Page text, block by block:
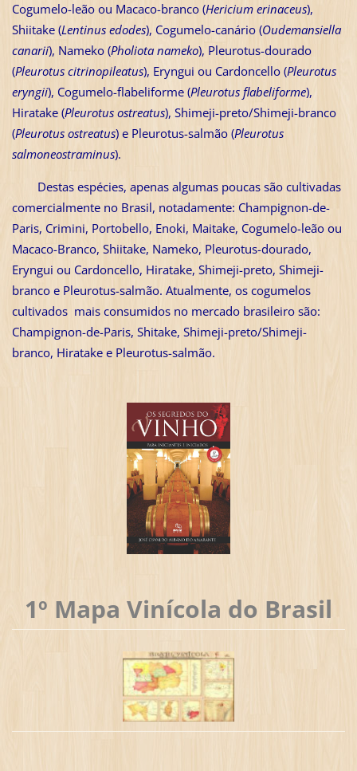
Cogumelo-leão ou Macaco-branco (Hericium erinaceus),
Shiitake (Lentinus edodes), Cogumelo-canário (Oudemansiella
canarii), Nameko (Pholiota nameko), Pleurotus-dourado
(Pleurotus citrinopileatus), Eryngui ou Cardoncello (Pleurotus
eryngii), Cogumelo-flabeliforme (Pleurotus flabeliforme),
Hiratake (Pleurotus ostreatus), Shimeji-preto/Shimeji-branco
(Pleurotus ostreatus) e Pleurotus-salmão (Pleurotus
salmoneostraminus).
Destas espécies, apenas algumas poucas são cultivadas
comercialmente no Brasil, notadamente: Champignon-de-
Paris, Crimini, Portobello, Enoki, Maitake, Cogumelo-leão ou
Macaco-Branco, Shiitake, Nameko, Pleurotus-dourado,
Eryngui ou Cardoncello, Hiratake, Shimeji-preto, Shimeji-
branco e Pleurotus-salmão. Atualmente, os cogumelos
cultivados mais consumidos no mercado brasileiro são:
Champignon-de-Paris, Shitake, Shimeji-preto/Shimeji-
branco, Hiratake e Pleurotus-salmão.
1º Mapa Vinícola do Brasil